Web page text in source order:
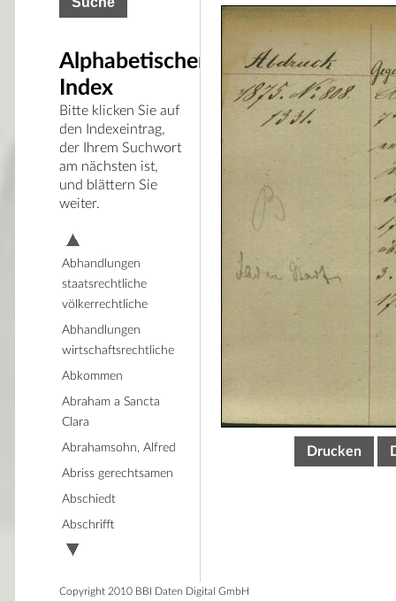
Drucken
Alphabetischer
Index
Bitte klicken Sie auf
den Indexeintrag,
der Ihrem Suchwort
am nächsten ist,
und blättern Sie
weiter.
Abhandlungen
staatsrechtliche
völkerrechtliche
Abhandlungen
wirtschaftsrechtliche
Abkommen
Abraham a Sancta
Clara
Abrahamsohn, Alfred
Abriss gerechtsamen
Abschiedt
Abschrifft
Copyright 2010 BBI Daten Digital GmbH